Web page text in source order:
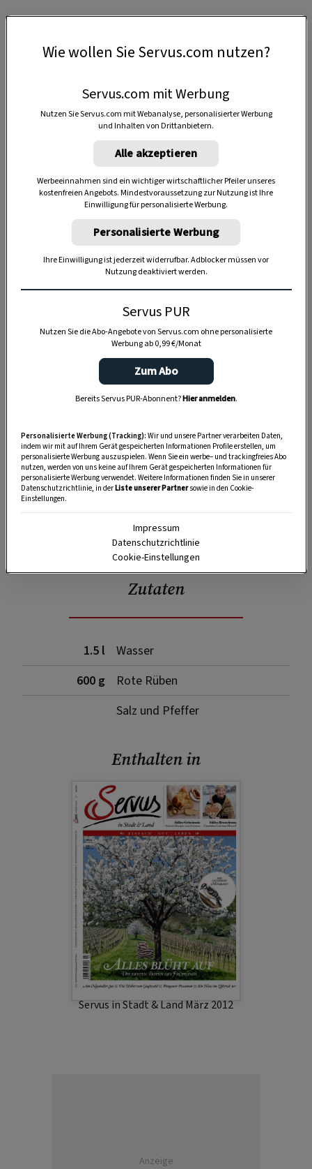
Anzeige
SPEICHERN DRUCKEN
Zutaten
1.5 l
Wasser
600 g
Rote Rüben
Salz und Pfeffer
Enthalten in
Servus in Stadt & Land März 2012
Anzeige
Wie wollen Sie Servus.com nutzen?
Servus.com mit Werbung
Nutzen Sie Servus.com mit Webanalyse, personalisierter Werbung
und Inhalten von Drittanbietern.
Alle akzeptieren
Werbeeinnahmen sind ein wichtiger wirtschaftlicher Pfeiler unseres
kostenfreien Angebots. Mindestvoraussetzung zur Nutzung ist Ihre
Einwilligung für personalisierte Werbung.
Personalisierte Werbung
Ihre Einwilligung ist jederzeit widerrufbar. Adblocker müssen vor
Nutzung deaktiviert werden.
Servus PUR
Nutzen Sie die Abo-Angebote von Servus.com ohne personalisierte
Werbung ab 0,99 €/Monat
Zum Abo
Bereits Servus PUR-Abonnent?Hier anmelden.
Personalisierte Werbung (Tracking): Wir und unsere Partner verarbeiten Daten,
indem wir mit auf Ihrem Gerät gespeicherten Informationen Profile erstellen, um
personalisierte Werbung auszuspielen. Wenn Sie ein werbe– und trackingfreies Abo
nutzen, werden von uns keine auf Ihrem Gerät gespeicherten Informationen für
personalisierte Werbung verwendet. Weitere Informationen finden Sie in unserer
Datenschutzrichtlinie, in derListe unserer Partnersowie in den Cookie-
Einstellungen.
Impressum
Datenschutzrichtlinie
Cookie-Einstellungen